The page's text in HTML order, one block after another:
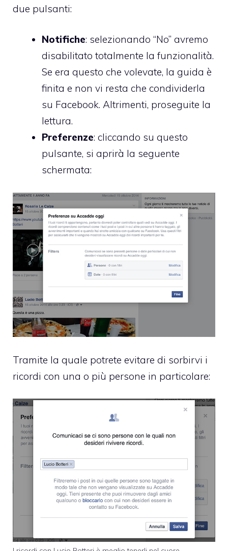
due pulsanti:
Notifiche: selezionando “No” avremo
disabilitato totalmente la funzionalità.
Se era questo che volevate, la guida è
finita e non vi resta che condividerla
su Facebook. Altrimenti, proseguite la
lettura.
Preferenze: cliccando su questo
pulsante, si aprirà la seguente
schermata:
Tramite la quale potrete evitare di sorbirvi i
ricordi con una o più persone in particolare: